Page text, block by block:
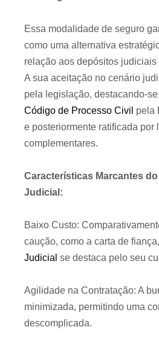
Essa modalidade de seguro
como uma alternativa
relação aos depósitos
A sua aceitação no cenário
pela legislação, destacando-
Código de Processo Civil pela
e posteriormente ratificada por
complementares.
Características Marcantes
Judicial:
Baixo Custo:
caução, como a carta de
Judicial se destaca pelo seu
Agilidade na Contratação: A
minimizada, permitindo uma
descomplicada.